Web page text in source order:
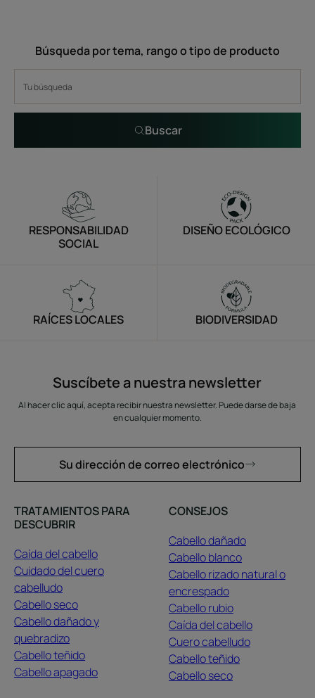
Búsqueda por tema, rango o tipo de producto
Buscar
RESPONSABILIDAD
SOCIAL
DISEÑO ECOLÓGICO
RAÍCES LOCALES BIODIVERSIDAD
Suscíbete a nuestra newsletter
Al hacer clic aquí, acepta recibir nuestra newsletter. Puede darse de baja
en cualquier momento.
Su dirección de correo electrónico
TRATAMIENTOS PARA
DESCUBRIR
Caída del cabello
Cuidado del cuero
cabelludo
Cabello seco
Cabello dañado y
quebradizo
Cabello teñido
Cabello apagado
CONSEJOS
Cabello dañado
Cabello blanco
Cabello rizado natural o
encrespado
Cabello rubio
Caída del cabello
Cuero cabelludo
Cabello teñido
Cabello seco